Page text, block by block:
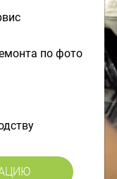
по фото